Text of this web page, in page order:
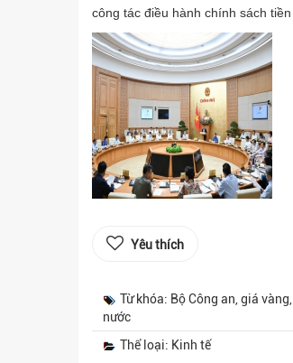
công tác điều hành chính sách
Yêu thích
Từ khóa: Bộ Công an, giá
nước
Thể loại: Kinh tế